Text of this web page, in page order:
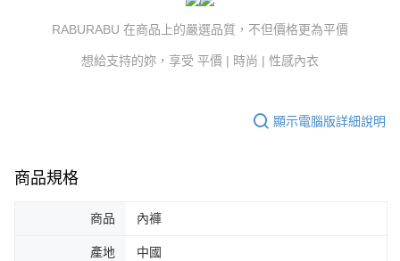
RABURABU 在商品上的嚴選品質，不但價格更為平價
想給支持的妳，享受 平價 | 時尚 | 性感內衣
顯示電腦版詳細說明
商品規格
商品 內褲
產地 中國